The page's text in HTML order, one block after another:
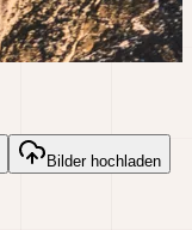
Bilder hochladen